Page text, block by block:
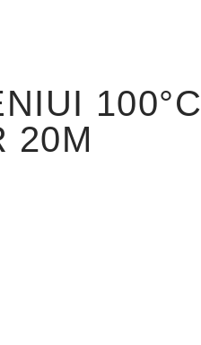
100°C
20M